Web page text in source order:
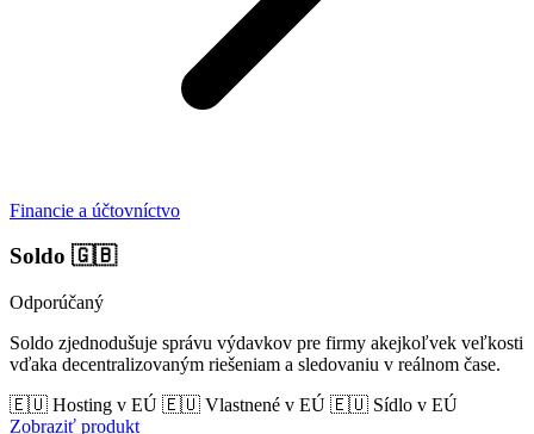
Financie a účtovníctvo
Soldo 🇬🇧
Odporúčaný
Soldo zjednodušuje správu výdavkov pre firmy akejkoľvek veľkosti
vďaka decentralizovaným riešeniam a sledovaniu v reálnom čase.
🇪🇺 Hosting v EÚ 🇪🇺 Vlastnené v EÚ 🇪🇺 Sídlo v EÚ
Zobraziť produkt